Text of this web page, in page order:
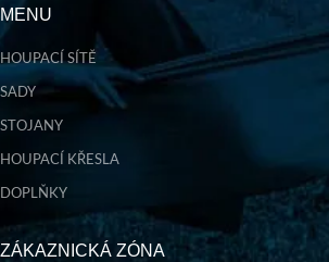
MENU
HOUPACÍ SÍTĚ
SADY
STOJANY
HOUPACÍ KŘESLA
DOPLŇKY
ZÁKAZNICKÁ ZÓNA